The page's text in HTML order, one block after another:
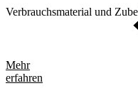
Verbrauchsmaterial und
Mehr
erfahren